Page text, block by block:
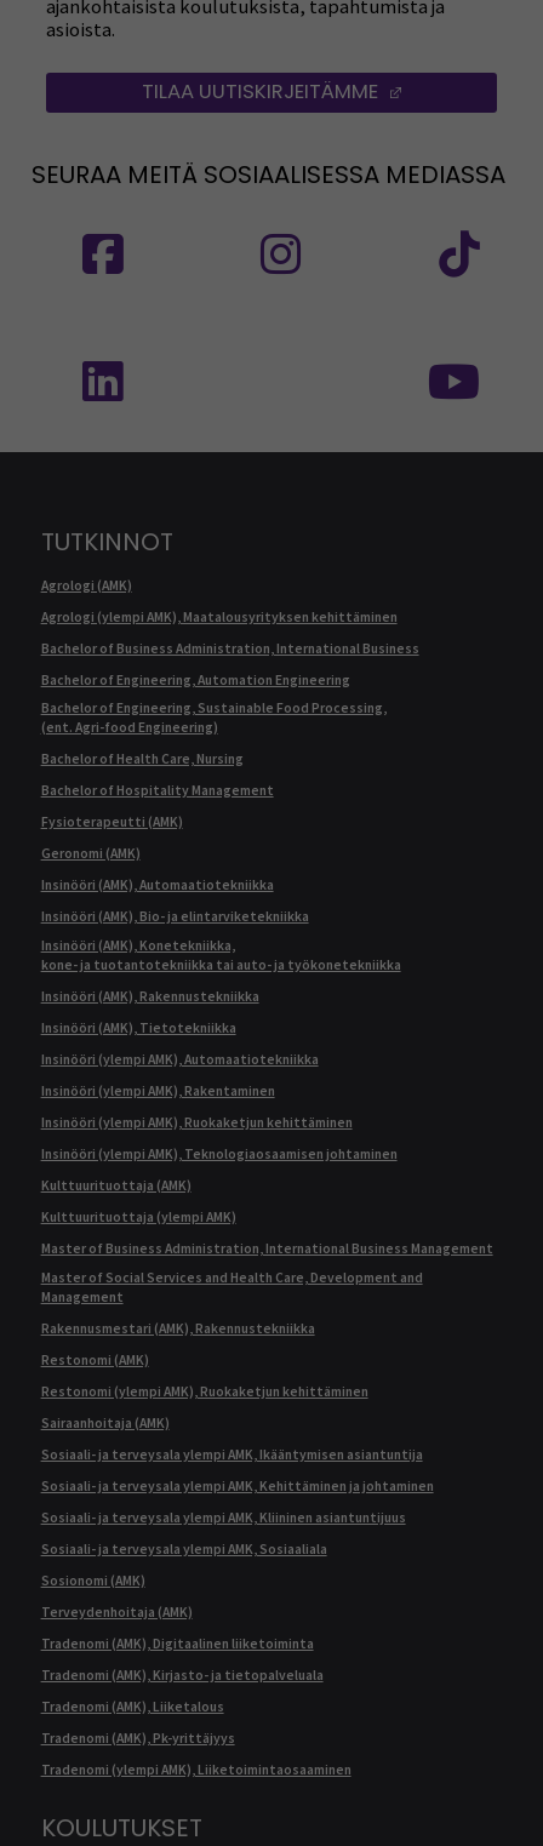
ajankohtaisista koulutuksista, tapahtumista ja
asioista.
TILAA UUTISKIRJEITÄMME
SEURAA MEITÄ SOSIAALISESSA MEDIASSA
TUTKINNOT
Agrologi (AMK)
Agrologi (ylempi AMK), Maatalousyrityksen kehittäminen
Bachelor of Business Administration, International Business
Bachelor of Engineering, Automation Engineering
Bachelor of Engineering, Sustainable Food Processing,
(ent. Agri-food Engineering)
Bachelor of Health Care, Nursing
Bachelor of Hospitality Management
Fysioterapeutti (AMK)
Geronomi (AMK)
Insinööri (AMK), Automaatiotekniikka
Insinööri (AMK), Bio- ja elintarviketekniikka
Insinööri (AMK), Konetekniikka,
kone- ja tuotantotekniikka tai auto- ja työkonetekniikka
Insinööri (AMK), Rakennustekniikka
Insinööri (AMK), Tietotekniikka
Insinööri (ylempi AMK), Automaatiotekniikka
Insinööri (ylempi AMK), Rakentaminen
Insinööri (ylempi AMK), Ruokaketjun kehittäminen
Insinööri (ylempi AMK), Teknologiaosaamisen johtaminen
Kulttuurituottaja (AMK)
Kulttuurituottaja (ylempi AMK)
Master of Business Administration, International Business Management
Master of Social Services and Health Care, Development and
Management
Rakennusmestari (AMK), Rakennustekniikka
Restonomi (AMK)
Restonomi (ylempi AMK), Ruokaketjun kehittäminen
Sairaanhoitaja (AMK)
Sosiaali- ja terveysala ylempi AMK, Ikääntymisen asiantuntija
Sosiaali- ja terveysala ylempi AMK, Kehittäminen ja johtaminen
Sosiaali- ja terveysala ylempi AMK, Kliininen asiantuntijuus
Sosiaali- ja terveysala ylempi AMK, Sosiaaliala
Sosionomi (AMK)
Terveydenhoitaja (AMK)
Tradenomi (AMK), Digitaalinen liiketoiminta
Tradenomi (AMK), Kirjasto- ja tietopalveluala
Tradenomi (AMK), Liiketalous
Tradenomi (AMK), Pk-yrittäjyys
Tradenomi (ylempi AMK), Liiketoimintaosaaminen
KOULUTUKSET